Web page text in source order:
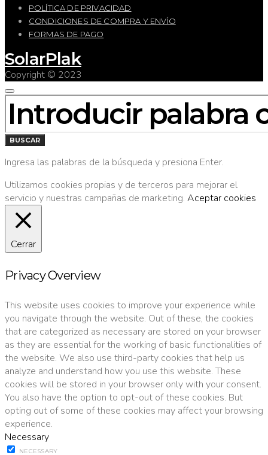
POLÍTICA DE PRIVACIDAD
CONDICIONES DE COMPRA Y ENVÍO
FORMAS DE PAGO
SolarPlak
Copyright © 2023
BUSCAR
POR:
BUSCAR
Ingresa las palabras de la búsqueda y presiona Enter.
Utilizamos cookies propias y de terceros para mejorar el
servicio y nuestras campañas de marketing. Aceptar cookies
Cerrar
Privacy Overview
This website uses cookies to improve your experience while
you navigate through the website. Out of these, the cookies
that are categorized as necessary are stored on your browser
as they are essential for the working of basic functionalities of
the website. We also use third-party cookies that help us
analyze and understand how you use this website. These
cookies will be stored in your browser only with your consent.
You also have the option to opt-out of these cookies. But
opting out of some of these cookies may affect your browsing
experience.
Necessary
NECESSARY